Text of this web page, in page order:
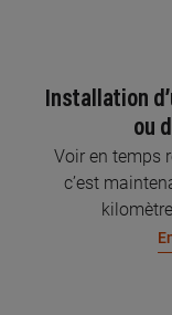
Installation
ou
Voir en temps
c’est